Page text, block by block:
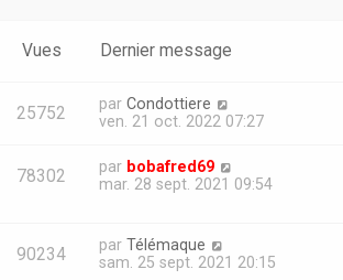
Vues Dernier message
25752 par Condottiere
ven. 21 oct. 2022 07:27
78302 par bobafred69
mar. 28 sept. 2021 09:54
90234 par Télémaque
sam. 25 sept. 2021 20:15